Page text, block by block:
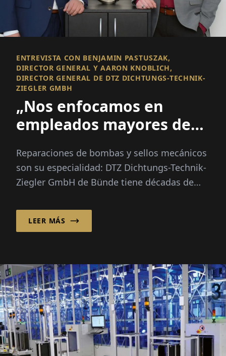
ENTREVISTA CON BENJAMIN PASTUSZAK,
DIRECTOR GENERAL Y AARON KNOBLICH,
DIRECTOR GENERAL DE DTZ DICHTUNGS-TECHNIK-
ZIEGLER GMBH
„Nos enfocamos en
empleados mayores de
Reparaciones de bombas y sellos mecánicos
son su especialidad: DTZ Dichtungs-Technik-
Ziegler GmbH de Bünde tiene décadas de
LEER MÁS